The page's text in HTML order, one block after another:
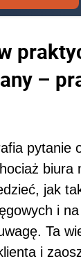
–
pytanie
biura
jak
i
Ta
i